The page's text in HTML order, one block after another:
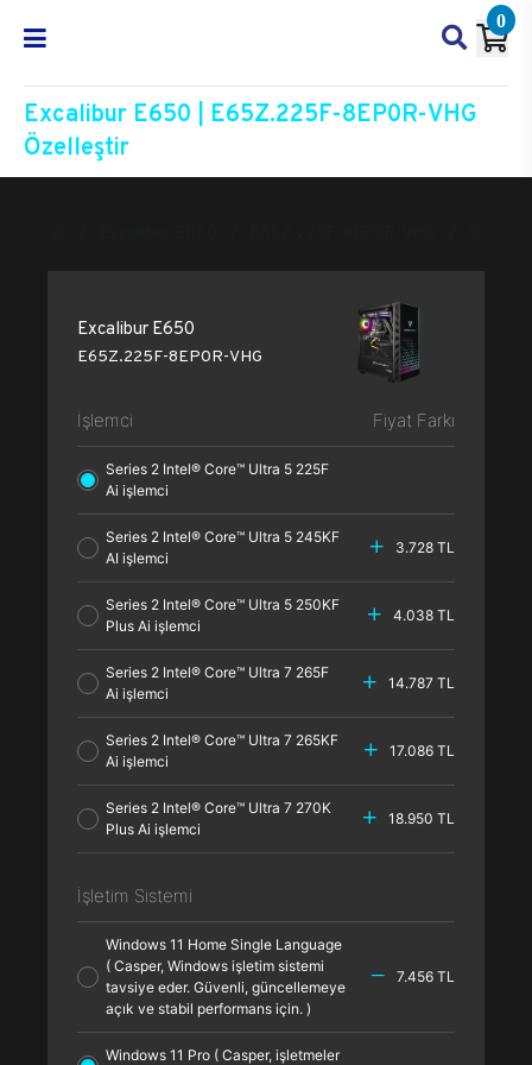
0
Excalibur E650 | E65Z.225F-8EP0R-VHG
Özelleştir
Excalibur E650
E65Z.225F-8EP0R-VHG
İşlemci Fiyat Farkı
Series 2 Intel® Core™ Ultra 5 225F
Ai işlemci
Series 2 Intel® Core™ Ultra 5 245KF
AI işlemci
3.728 TL
Series 2 Intel® Core™ Ultra 5 250KF
Plus Ai işlemci
4.038 TL
Series 2 Intel® Core™ Ultra 7 265F
Ai işlemci
14.787 TL
Series 2 Intel® Core™ Ultra 7 265KF
Ai işlemci
17.086 TL
Series 2 Intel® Core™ Ultra 7 270K
Plus Ai işlemci
18.950 TL
İşletim Sistemi
Windows 11 Home Single Language
( Casper, Windows işletim sistemi
tavsiye eder. Güvenli, güncellemeye
açık ve stabil performans için. )
7.456 TL
Windows 11 Pro ( Casper, işletmeler